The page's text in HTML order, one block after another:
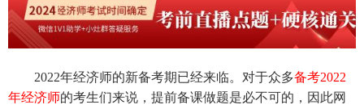
2022年经济师的新备考期已经来临。对于众多备考2022
年经济师的考生们来说，提前备课做题是必不可的，因此网